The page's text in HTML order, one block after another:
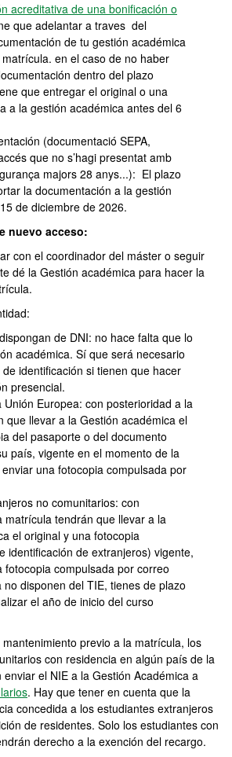
acreditativa de una bonificación o
que adelantar a traves del
de tu gestión académica
en el caso de no haber
dentro del plazo
que entregar el original o una
a la gestión académica antes del 6
(documentació SEPA,
que no s’hagi presentat amb
majors 28 anys...): El plazo
la documentación a la gestión
de diciembre de 2026.
nuevo acceso:
con el coordinador del máster o seguir
dé la Gestión académica para hacer la
de DNI: no hace falta que lo
académica. Sí que será necesario
identificación si tienen que hacer
presencial.
Unión Europea: con posterioridad a la
que llevar a la Gestión académica el
del pasaporte o del documento
país, vigente en el momento de la
una fotocopia compulsada por
no comunitarios: con
matrícula tendrán que llevar a la
el original y una fotocopia
identificación de extranjeros) vigente,
fotocopia compulsada por correo
disponen del TIE, tienes de plazo
el año de inicio del curso
previo a la matrícula, los
con residencia en algún país de la
el NIE a la Gestión Académica a
. Hay que tener en cuenta que la
concedida a los estudiantes extranjeros
de residentes. Solo los estudiantes con
derecho a la exención del recargo.